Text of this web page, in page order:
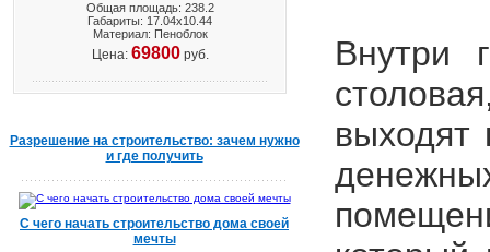
Общая площадь: 238.2
Габариты: 17.04х10.44
Материал: Пеноблок
Цена: 69800руб.
Разрешение на строительство: зачем нужно
и где получить
С чего начать строительство дома своей
мечты
Внутри